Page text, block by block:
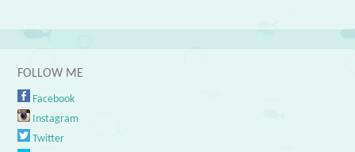
FOLLOW ME
Facebook
Instagram
Twitter